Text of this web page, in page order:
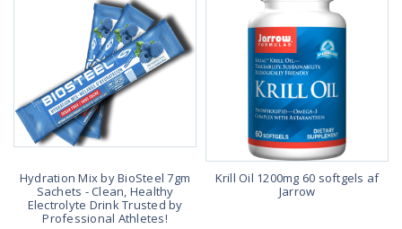
Hydration Mix by BioSteel 7gm
Sachets - Clean, Healthy
Electrolyte Drink Trusted by
Professional Athletes!
Krill Oil 1200mg 60 softgels af
Jarrow